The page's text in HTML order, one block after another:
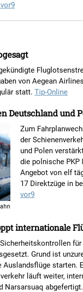
von Aegean
statt. Tip-Online
Deutschland und
Zum
der
und Polen
die polnische PKP
Angebot von elf
17 Direktzüge in
vor9
internationale
Grund ist
starten.
läuft weiter,
Narsarsuaq abgefertigt.